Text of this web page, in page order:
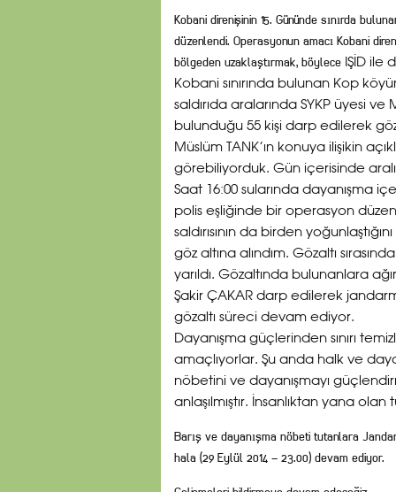
Kobani direnişinin 15. Gününde sınırda
düzenlendi. Operasyonun amacı Kobani
bölgeden uzaklaştırmak, böylece IŞİD ile
Kobani sınırında bulunan Kop
saldırıda aralarında SYKP üyesi ve
bulunduğu 55 kişi darp edilerek
Müslüm TANK’ın konuya ilişikin
görebiliyorduk. Gün içerisinde
Saat 16:00 sularında dayanışma
polis eşliğinde bir operasyon
saldırısının da birden
göz altına alındım. Gözaltı
yarıldı. Gözaltında bulunanlara
Şakir ÇAKAR darp edilerek
gözaltı süreci devam ediyor.
Dayanışma güçlerinden sınırı
amaçlıyorlar. Şu anda halk ve
nöbetini ve dayanışmayı
anlaşılmıştır. İnsanlıktan yana
Barış ve dayanışma nöbeti tutanlara
hala (29 Eylül 2014 – 23.00) devam ediyor.